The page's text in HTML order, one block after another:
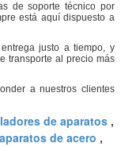
de soporte técnico por
está aquí dispuesto a
justo a tiempo, y
transporte al precio más
a nuestros clientes
de aparatos ,
de acero ,